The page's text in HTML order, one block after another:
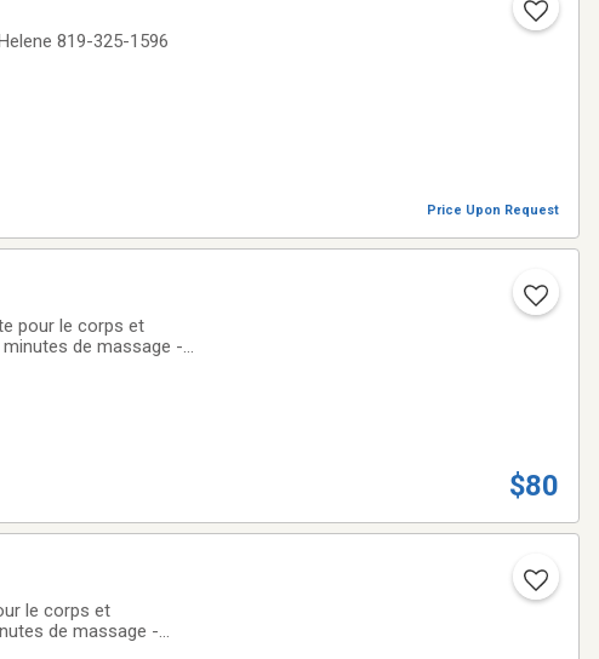
819-325-1596
Price Upon Request
pour le corps et
de massage -
$80
le corps et
de massage -